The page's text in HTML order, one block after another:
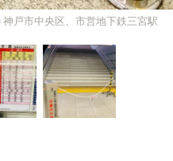
戸市中央区、市営地下鉄三宮駅